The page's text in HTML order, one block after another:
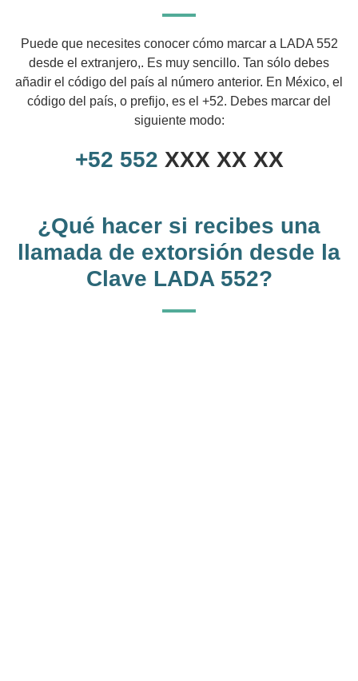
Puede que necesites conocer cómo marcar a LADA 552
desde el extranjero,. Es muy sencillo. Tan sólo debes
añadir el código del país al número anterior. En México, el
código del país, o prefijo, es el +52. Debes marcar del
siguiente modo:
+52 552 XXX XX XX
¿Qué hacer si recibes una
llamada de extorsión desde la
Clave LADA 552?